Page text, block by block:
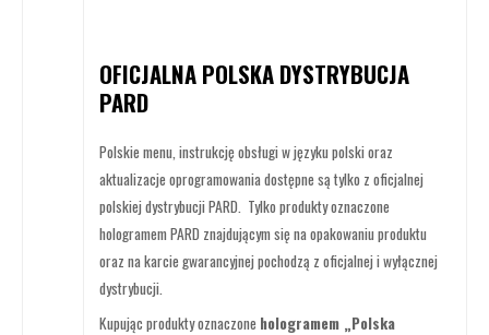
OFICJALNA POLSKA DYSTRYBUCJA
PARD
Polskie menu, instrukcję obsługi w języku polski oraz
aktualizacje oprogramowania dostępne są tylko z oficjalnej
polskiej dystrybucji PARD. Tylko produkty oznaczone
hologramem PARD znajdującym się na opakowaniu produktu
oraz na karcie gwarancyjnej pochodzą z oficjalnej i wyłącznej
dystrybucji.
Kupując produkty oznaczone hologramem „Polska